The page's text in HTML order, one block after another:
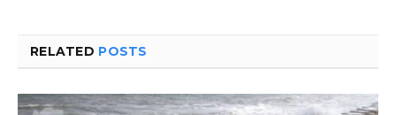
RELATED POSTS